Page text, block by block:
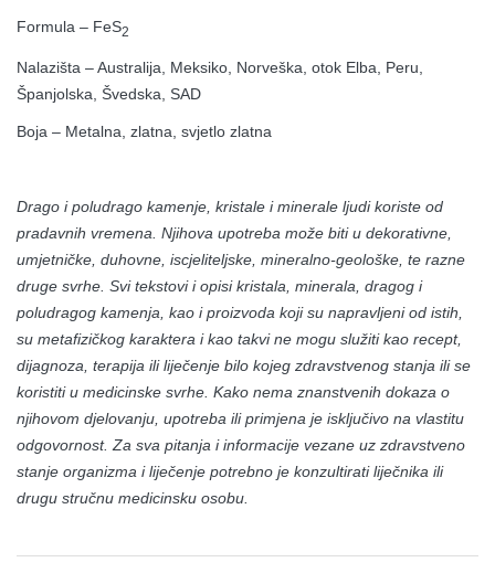
Formula – FeS2
Nalazišta – Australija, Meksiko, Norveška, otok Elba, Peru,
Španjolska, Švedska, SAD
Boja – Metalna, zlatna, svjetlo zlatna
Drago i poludrago kamenje, kristale i minerale ljudi koriste od
pradavnih vremena. Njihova upotreba može biti u dekorativne,
umjetničke, duhovne, iscjeliteljske, mineralno-geološke, te razne
druge svrhe. Svi tekstovi i opisi kristala, minerala, dragog i
poludragog kamenja, kao i proizvoda koji su napravljeni od istih,
su metafizičkog karaktera i kao takvi ne mogu služiti kao recept,
dijagnoza, terapija ili liječenje bilo kojeg zdravstvenog stanja ili se
koristiti u medicinske svrhe. Kako nema znanstvenih dokaza o
njihovom djelovanju, upotreba ili primjena je isključivo na vlastitu
odgovornost. Za sva pitanja i informacije vezane uz zdravstveno
stanje organizma i liječenje potrebno je konzultirati liječnika ili
drugu stručnu medicinsku osobu.